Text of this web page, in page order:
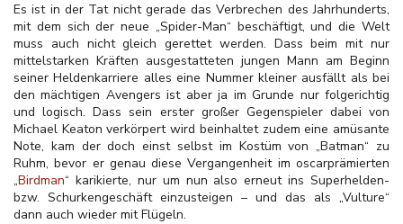
Es ist in der Tat nicht gerade das Verbrechen des Jahrhunderts,
mit dem sich der neue „Spider-Man“ beschäftigt, und die Welt
muss auch nicht gleich gerettet werden. Dass beim mit nur
mittelstarken Kräften ausgestatteten jungen Mann am Beginn
seiner Heldenkarriere alles eine Nummer kleiner ausfällt als bei
den mächtigen Avengers ist aber ja im Grunde nur folgerichtig
und logisch. Dass sein erster großer Gegenspieler dabei von
Michael Keaton verkörpert wird beinhaltet zudem eine amüsante
Note, kam der doch einst selbst im Kostüm von „Batman“ zu
Ruhm, bevor er genau diese Vergangenheit im oscarprämierten
„Birdman“ karikierte, nur um nun also erneut ins Superhelden-
bzw. Schurkengeschäft einzusteigen – und das als „Vulture“
dann auch wieder mit Flügeln.